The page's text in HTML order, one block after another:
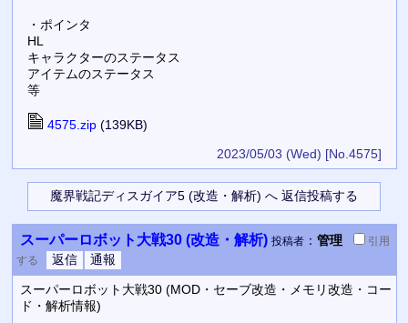
・ポインタ
HL
キャラクターのステータス
アイテムのステータス
等
4575.zip(139KB)
2023/05/03 (Wed) [No.4575]
スーパーロボット大戦30 (改造・解析) 投稿者： 管理
引用
する
スーパーロボット大戦30 (MOD・セーブ改造・メモリ改造・コー
ド・解析情報)